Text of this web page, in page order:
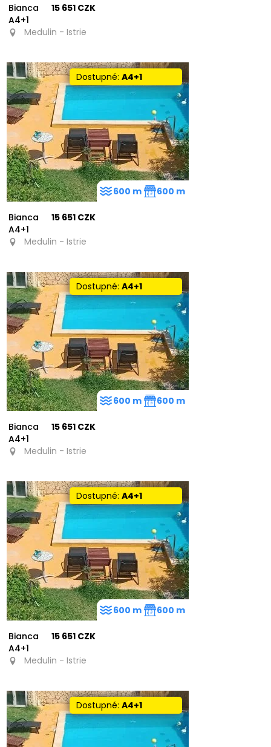
Bianca
A4+1
15 651 CZK
Medulin - Istrie
Dostupné: A4+1
Bianca
A4+1
15 651 CZK
Medulin - Istrie
600 m 600 m
Dostupné: A4+1
Bianca
A4+1
15 651 CZK
Medulin - Istrie
600 m 600 m
Dostupné: A4+1
Bianca
A4+1
15 651 CZK
Medulin - Istrie
600 m 600 m
Dostupné: A4+1